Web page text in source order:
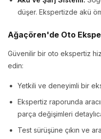
düşer. Ekspertizde akü
Ağaçören'de Oto
Güvenilir bir oto ekspertiz
edin:
Yetkili ve deneyimli bir
Ekspertiz raporunda
parça değişimleri
Test sürüşüne çıkın ve